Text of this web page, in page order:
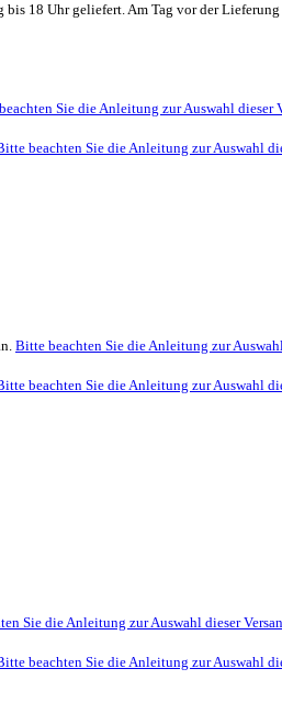
18 Uhr geliefert. Am Tag vor der
Sie die Anleitung zur Auswahl dieser
beachten Sie die Anleitung zur Auswahl
Bitte beachten Sie die Anleitung zur
beachten Sie die Anleitung zur Auswahl
Sie die Anleitung zur Auswahl dieser
beachten Sie die Anleitung zur Auswahl